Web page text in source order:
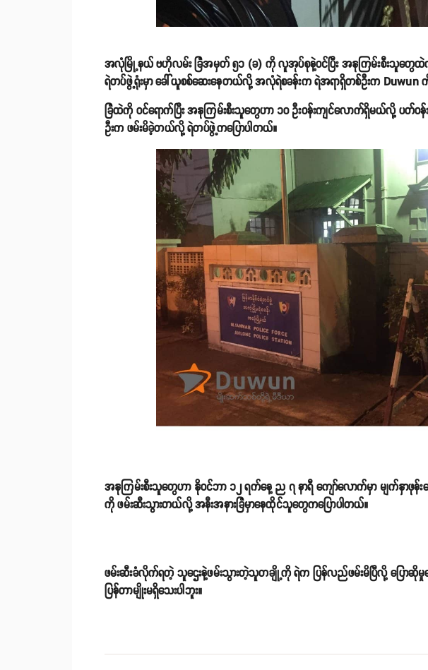
အလုံမြို့နယ် ဗဟိုလမ်း ခြံအမှတ် ၅၁ (ခ) ကို လူအုပ်စုနဲ့ဝင်ပြီး အနုကြမ်းစီးသူတွေထဲက
ရဲတပ်ဖွဲ့ရုံးမှာ ခေါ်ယူစစ်ဆေးနေတယ်လို့ အလုံရဲစခန်းက ရဲအရာရှိတစ်ဦးက Duwun ကို
ခြံထဲကို ဝင်ရောက်ပြီး အနုကြမ်းစီးသူတွေဟာ ၁၀ ဦးဝန်းကျင်လောက်ရှိမယ်လို့ ပတ်
ဦးက ဖမ်းမိခဲ့တယ်လို့ ရဲတပ်ဖွဲ့ကပြောပါတယ်။
အနုကြမ်းစီးသူတွေဟာ နိုဝင်ဘာ ၁၂ ရက်နေ့ ည ၇ နာရီ ကျော်လောက်မှာ မျက်နှာဖုန်
ကို ဖမ်းဆီးသွားတယ်လို့ အနီးအနားခြံမှာနေထိုင်သူတွေကပြောပါတယ်။
ဖမ်းဆီးခံလိုက်ရတဲ့ သူဌေးနဲ့ဖမ်းသွားတဲ့သူတချို့ကို ရဲက ပြန်လည်ဖမ်းမိပြီလို့ ပြ
ပြန်တာမျိုးမရှိသေးပါဘူး။